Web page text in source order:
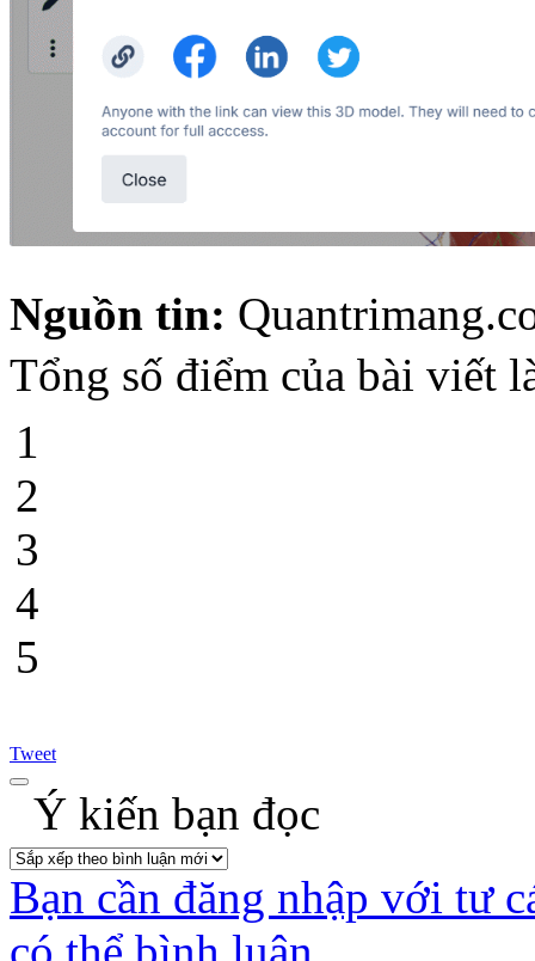
Nguồn tin:
Tổng số điểm của bài viết
1
2
3
4
5
Tweet
Ý kiến bạn đọc
Bạn cần đăng nhập với tư
có thể bình luận